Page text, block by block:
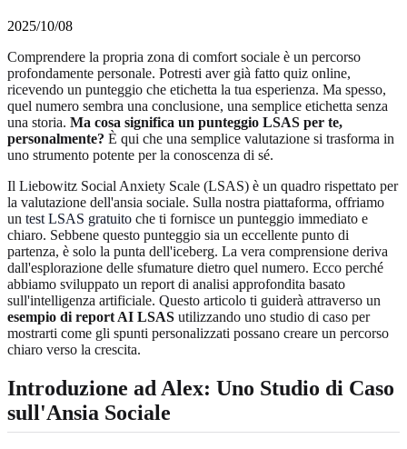
2025/10/08
Comprendere la propria zona di comfort sociale è un percorso
profondamente personale. Potresti aver già fatto quiz online,
ricevendo un punteggio che etichetta la tua esperienza. Ma spesso,
quel numero sembra una conclusione, una semplice etichetta senza
una storia. Ma cosa significa un punteggio LSAS per te,
personalmente? È qui che una semplice valutazione si trasforma in
uno strumento potente per la conoscenza di sé.
Il Liebowitz Social Anxiety Scale (LSAS) è un quadro rispettato per
la valutazione dell'ansia sociale. Sulla nostra piattaforma, offriamo
un test LSAS gratuito che ti fornisce un punteggio immediato e
chiaro. Sebbene questo punteggio sia un eccellente punto di
partenza, è solo la punta dell'iceberg. La vera comprensione deriva
dall'esplorazione delle sfumature dietro quel numero. Ecco perché
abbiamo sviluppato un report di analisi approfondita basato
sull'intelligenza artificiale. Questo articolo ti guiderà attraverso un
esempio di report AI LSAS utilizzando uno studio di caso per
mostrarti come gli spunti personalizzati possano creare un percorso
chiaro verso la crescita.
Introduzione ad Alex: Uno Studio di Caso
sull'Ansia Sociale